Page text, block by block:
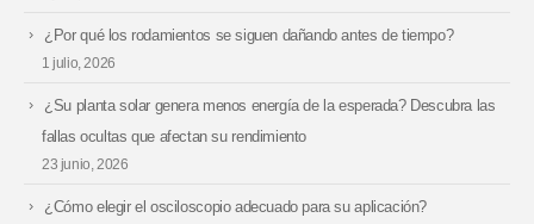
¿Por qué los rodamientos se siguen dañando antes de tiempo?
1 julio, 2026
¿Su planta solar genera menos energía de la esperada? Descubra las
fallas ocultas que afectan su rendimiento
23 junio, 2026
¿Cómo elegir el osciloscopio adecuado para su aplicación?